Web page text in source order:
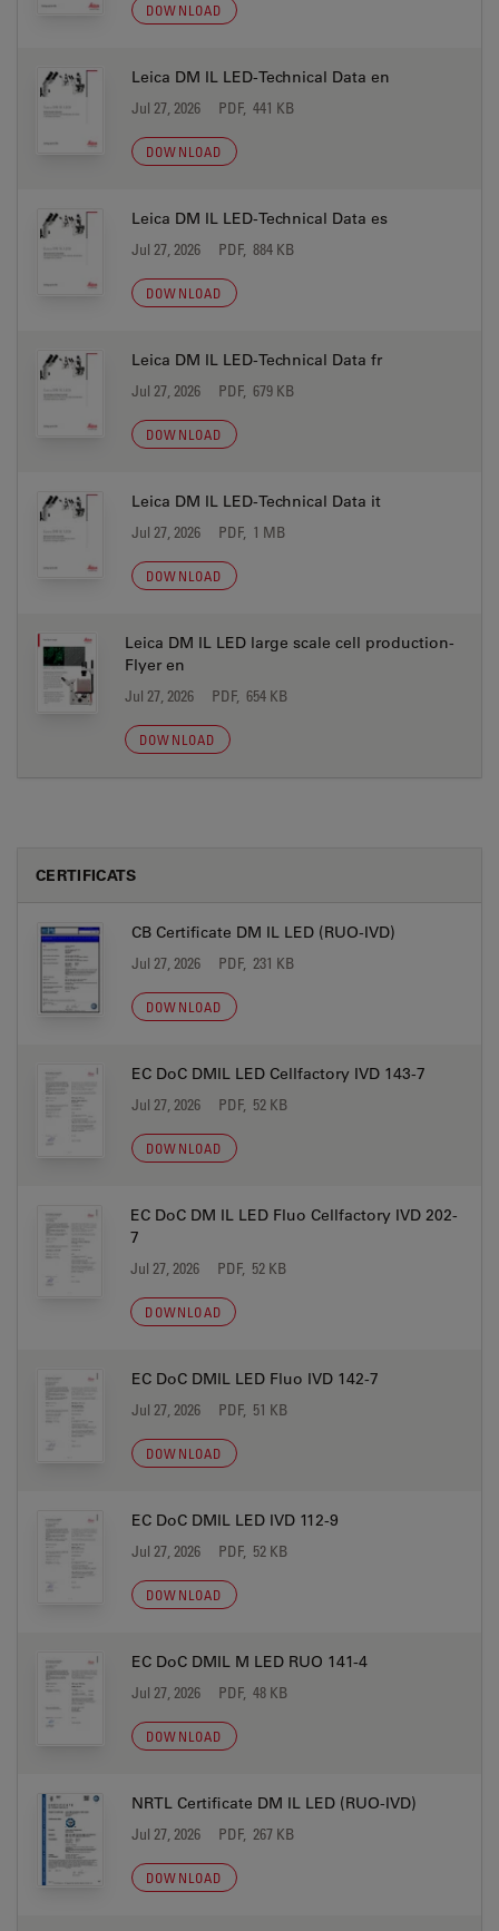
DOWNLOAD
Leica DM IL LED-Technical Data en
Jul 27, 2026 PDF, 441 KB
DOWNLOAD
Leica DM IL LED-Technical Data es
Jul 27, 2026 PDF, 884 KB
DOWNLOAD
Leica DM IL LED-Technical Data fr
Jul 27, 2026 PDF, 679 KB
DOWNLOAD
Leica DM IL LED-Technical Data it
Jul 27, 2026 PDF, 1 MB
DOWNLOAD
Leica DM IL LED large scale cell production-
Flyer en
Jul 27, 2026 PDF, 654 KB
DOWNLOAD
CERTIFICATS
CB Certificate DM IL LED (RUO-IVD)
Jul 27, 2026 PDF, 231 KB
DOWNLOAD
EC DoC DMIL LED Cellfactory IVD 143-7
Jul 27, 2026 PDF, 52 KB
DOWNLOAD
EC DoC DM IL LED Fluo Cellfactory IVD 202-
7
Jul 27, 2026 PDF, 52 KB
DOWNLOAD
EC DoC DMIL LED Fluo IVD 142-7
Jul 27, 2026 PDF, 51 KB
DOWNLOAD
EC DoC DMIL LED IVD 112-9
Jul 27, 2026 PDF, 52 KB
DOWNLOAD
EC DoC DMIL M LED RUO 141-4
Jul 27, 2026 PDF, 48 KB
DOWNLOAD
NRTL Certificate DM IL LED (RUO-IVD)
Jul 27, 2026 PDF, 267 KB
DOWNLOAD